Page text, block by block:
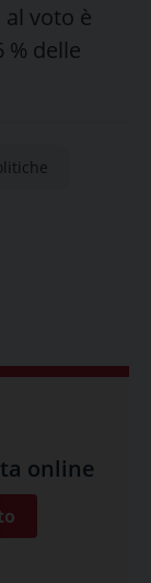
al voto è
% delle
online